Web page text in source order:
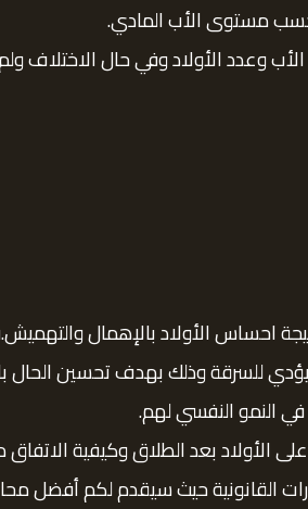
مستوى الأب المادي.
وعدد الأولاد وفي حال
احساس الأولاد بالإهمال
للسرقة وذلك بهدف تحسين
النمو النفسي لهم.
الأولاد بعد الطلاق وكيفية
القانونية حيث سيقدم لكم أفضل